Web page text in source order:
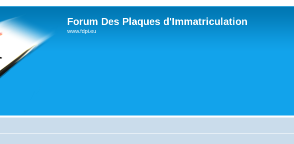
Forum Des Plaques d'Immatriculation
www.fdpi.eu